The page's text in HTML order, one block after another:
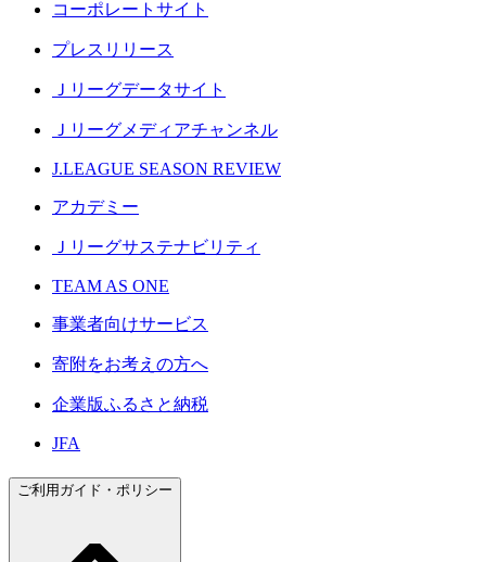
コーポレートサイト
プレスリリース
Ｊリーグデータサイト
Ｊリーグメディアチャンネル
J.LEAGUE SEASON REVIEW
アカデミー
Ｊリーグサステナビリティ
TEAM AS ONE
事業者向けサービス
寄附をお考えの方へ
企業版ふるさと納税
JFA
ご利用ガイド・ポリシー